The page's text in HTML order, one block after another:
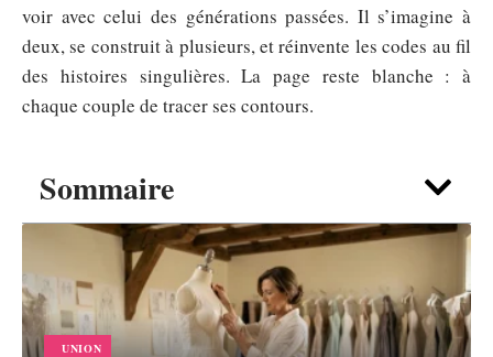
Sommaire
UNION
voir avec celui des générations passées. Il s’imagine à
deux, se construit à plusieurs, et réinvente les codes au fil
des histoires singulières. La page reste blanche : à
chaque couple de tracer ses contours.